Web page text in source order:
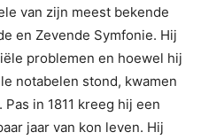
van zijn meest bekende
en Zevende Symfonie. Hij
problemen en hoewel hij
notabelen stond, kwamen
in 1811 kreeg hij een
jaar van kon leven. Hij